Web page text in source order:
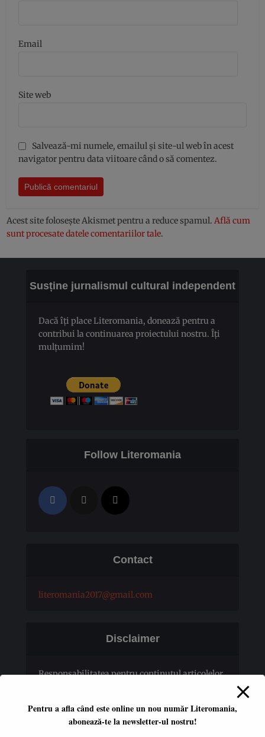
Email
Site web
Salvează-mi numele, emailul și site-ul web în acest
navigator pentru data viitoare când o să comentez.
Acest site folosește Akismet pentru a reduce spamul. Află cum
sunt procesate datele comentariilor tale.
Susține jurnalismul cultural independent
Dacă îți place Literomania, donează pentru a
contribui la continuarea proiectului nostru. Îți
mulțumim!
Follow Literomania
Contact
literomania2017@gmail.com
Disclaimer
Responsabilitatea pentru conţinutul articolelor
Pentru a afla când este online un nou număr Literomania,
abonează-te la newsletter-ul nostru!